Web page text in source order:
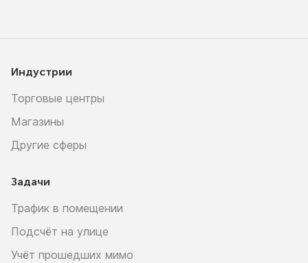
Индустрии
Торговые центры
Магазины
Другие сферы
Задачи
Трафик в помещении
Подсчёт на улице
Учёт прошедших мимо